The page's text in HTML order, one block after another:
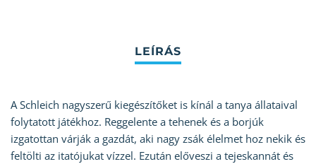
A Schleich nagyszerű kiegészítőket is kínál a tanya állataival
folytatott játékhoz. Reggelente a tehenek és a borjúk
izgatottan várják a gazdát, aki nagy zsák élelmet hoz nekik és
feltölti az itatójukat vízzel. Ezután előveszi a tejeskannát és